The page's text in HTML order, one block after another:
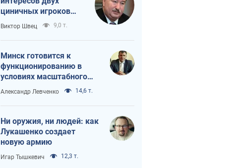
циничных игроков
или тайный план
Трампа и Путина?
Виктор Швец 9,0 т.
Минск готовится к
функционированию в
условиях масштабного
военного кризиса
Александр Левченко 14,6 т.
Ни оружия, ни людей: как
Лукашенко создает
новую армию
Игар Тышкевич 12,3 т.